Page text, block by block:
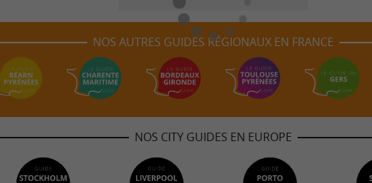
NOS AUTRES GUIDES RÉGIONAUX EN FRANCE
NOS CITY GUIDES EN EUROPE